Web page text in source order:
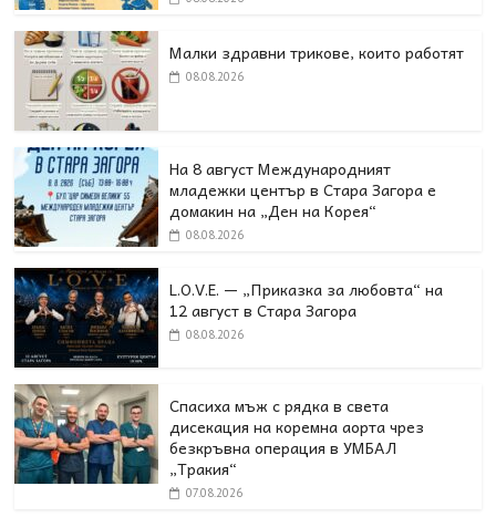
Малки здравни трикове, които работят
08.08.2026
На 8 август Международният
младежки център в Стара Загора е
домакин на „Ден на Корея“
08.08.2026
L.O.V.E. — „Приказка за любовта“ на
12 август в Стара Загора
08.08.2026
Спасиха мъж с рядка в света
дисекация на коремна аорта чрез
безкръвна операция в УМБАЛ
„Тракия“
07.08.2026